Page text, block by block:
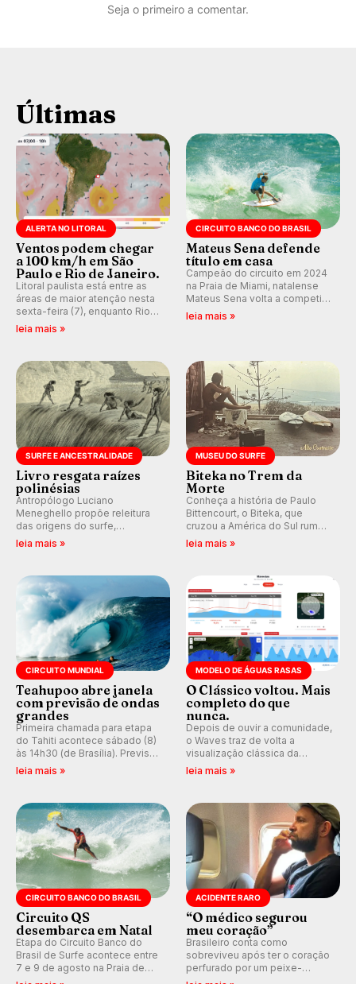
Seja o primeiro a comentar.
Últimas
ALERTA NO LITORAL
Ventos podem chegar
a 100 km/h em São
Paulo e Rio de Janeiro.
Litoral paulista está entre as
áreas de maior atenção nesta
sexta-feira (7), enquanto Rio
de Janeiro também recebe
km/h em Itanhaém.
leia mais »
CIRCUITO BANCO DO BRASIL
Mateus Sena defende
título em casa
Campeão do circuito em 2024
na Praia de Miami, natalense
Mateus Sena volta a competir
em casa em busca de manter a
leia mais »
SURFE E ANCESTRALIDADE
Livro resgata raízes
polinésias
Antropólogo Luciano
Meneghello propõe releitura
das origens do surfe,
resgatando a cultura polinésia
prática em esporte e indústria.
leia mais »
MUSEU DO SURFE
Biteka no Trem da
Morte
Conheça a história de Paulo
Bittencourt, o Biteka, que
cruzou a América do Sul rumo
ao Pacífico em uma jornada
leia mais »
CIRCUITO MUNDIAL
Teahupoo abre janela
com previsão de ondas
grandes
Primeira chamada para etapa
do Tahiti acontece sábado (8)
às 14h30 (de Brasília). Previsão
indica swell consistente.
Kelly Slater convidado.
leia mais »
MODELO DE ÁGUAS RASAS
O Clássico voltou. Mais
completo do que
nunca.
Depois de ouvir a comunidade,
o Waves traz de volta a
visualização clássica da
previsão de águas rasas,
ondas para até 16 dias.
leia mais »
CIRCUITO BANCO DO BRASIL
Circuito QS
desembarca em Natal
Etapa do Circuito Banco do
Brasil de Surfe acontece entre
7 e 9 de agosto na Praia de
Miami (RN), em disputas
ACIDENTE RARO
“O médico segurou
meu coração”
Brasileiro conta como
sobreviveu após ter o coração
perfurado por um peixe-
agulha enquanto surfava na